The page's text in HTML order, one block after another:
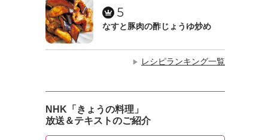
5
なすと豚肉の酢じょうゆ炒め
▶ レシピランキング一覧
NHK「きょうの料理」
放送＆テキストのご紹介